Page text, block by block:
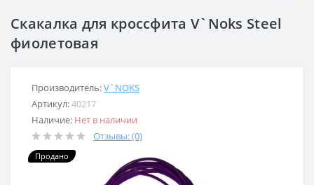
Скакалка для кроссфита V`Noks Steel
фиолетовая
Производитель:V`NOKS
Артикул:40217
Наличие: Нет в наличии
Отзывы: (0)
Продано